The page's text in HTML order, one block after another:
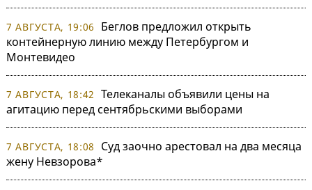
7 АВГУСТА, 19:06
Беглов предложил открыть
контейнерную линию между Петербургом и
Монтевидео
7 АВГУСТА, 18:42 Телеканалы объявили цены на
агитацию перед сентябрьскими выборами
7 АВГУСТА, 18:08
Суд заочно арестовал на два месяца
жену Невзорова*